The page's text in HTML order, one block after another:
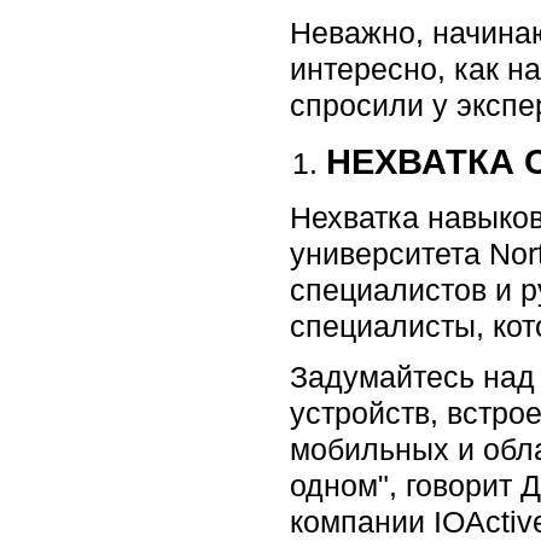
Неважно,
интересно, как
спросили у
НЕХВАТКА
Нехватка
университета
специалистов и
специалисты,
Задумайтесь
устройств,
мобильных и
одном", говорит
компании